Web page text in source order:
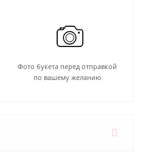
Фото букета перед отправкой
по вашему желанию